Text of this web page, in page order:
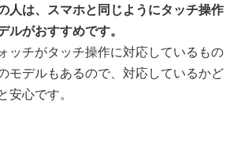
人は、スマホと同じようにタッチ操作
ルがおすすめです。
ッチがタッチ操作に対応しているもの
モデルもあるので、対応しているかど
安心です。